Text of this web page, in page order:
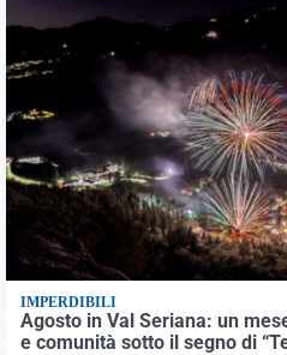
IMPERDIBILI
Agosto in Val Seriana: un
e comunità sotto il segno di